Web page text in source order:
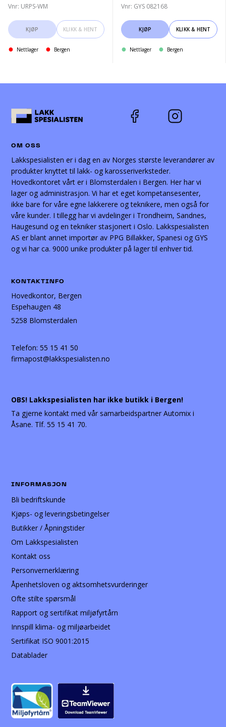
Vnr: URPS-WM
KJØP KLIKK & HENT
Nettlager Bergen
Vnr: GYS 082168
KJØP KLIKK & HENT
Nettlager Bergen
OM OSS
Lakkspesialisten er i dag en av Norges største leverandører av
produkter knyttet til lakk- og karosseriverksteder.
Hovedkontoret vårt er i Blomsterdalen i Bergen. Her har vi
lager og administrasjon. Vi har et eget kompetansesenter,
ikke bare for våre egne lakkerere og teknikere, men også for
våre kunder. I tillegg har vi avdelinger i Trondheim, Sandnes,
Haugesund og en tekniker stasjonert i Oslo. Lakkspesialisten
AS er blant annet importør av PPG Billakker, Spanesi og GYS
og vi har ca. 9000 unike produkter på lager til enhver tid.
KONTAKTINFO
Hovedkontor, Bergen
Espehaugen 48
5258 Blomsterdalen
Telefon:55 15 41 50
firmapost@lakkspesialisten.no
OBS! Lakkspesialisten har ikke butikk i Bergen!
Ta gjerne kontakt med vår samarbeidspartner Automix i
Åsane. Tlf. 55 15 41 70.
INFORMASJON
Bli bedriftskunde
Kjøps- og leveringsbetingelser
Butikker / Åpningstider
Om Lakkspesialisten
Kontakt oss
Personvernerklæring
Åpenhetsloven og aktsomhetsvurderinger
Ofte stilte spørsmål
Rapport og sertifikat miljøfyrtårn
Innspill klima- og miljøarbeidet
Sertifikat ISO 9001:2015
Datablader